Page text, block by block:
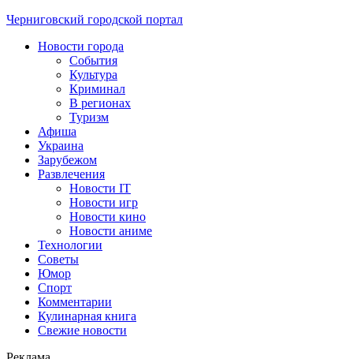
Черниговский городской портал
Новости города
События
Культура
Криминал
В регионах
Туризм
Афиша
Украина
Зарубежом
Развлечения
Новости IT
Новости игр
Новости кино
Новости аниме
Технологии
Советы
Юмор
Спорт
Комментарии
Кулинарная книга
Свежие новости